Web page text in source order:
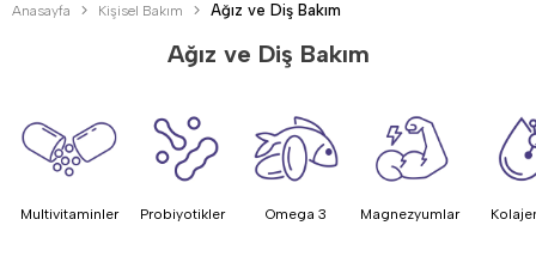
Anasayfa Kişisel Bakım Ağız ve Diş Bakım
Ağız ve Diş Bakım
Multivitaminler Probiyotikler Omega 3 Magnezyumlar